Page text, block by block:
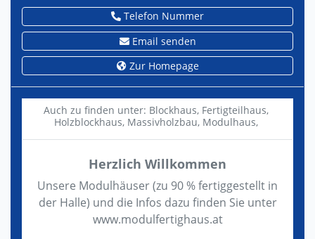
Telefon Nummer
Email senden
Zur Homepage
Auch zu finden unter: Blockhaus, Fertigteilhaus,
Holzblockhaus, Massivholzbau, Modulhaus,
Herzlich Willkommen
Unsere Modulhäuser (zu 90 % fertiggestellt in
der Halle) und die Infos dazu finden Sie unter
www.modulfertighaus.at